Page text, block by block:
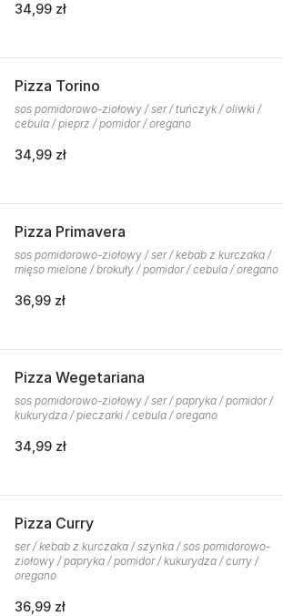
34,99 zł
Pizza Torino
sos pomidorowo-ziołowy / ser / tuńczyk / oliwki /
cebula / pieprz / pomidor / oregano
34,99 zł
Pizza Primavera
sos pomidorowo-ziołowy / ser / kebab z kurczaka /
mięso mielone / brokuły / pomidor / cebula / oregano
36,99 zł
Pizza Wegetariana
sos pomidorowo-ziołowy / ser / papryka / pomidor /
kukurydza / pieczarki / cebula / oregano
34,99 zł
Pizza Curry
ser / kebab z kurczaka / szynka / sos pomidorowo-
ziołowy / papryka / pomidor / kukurydza / curry /
oregano
36,99 zł